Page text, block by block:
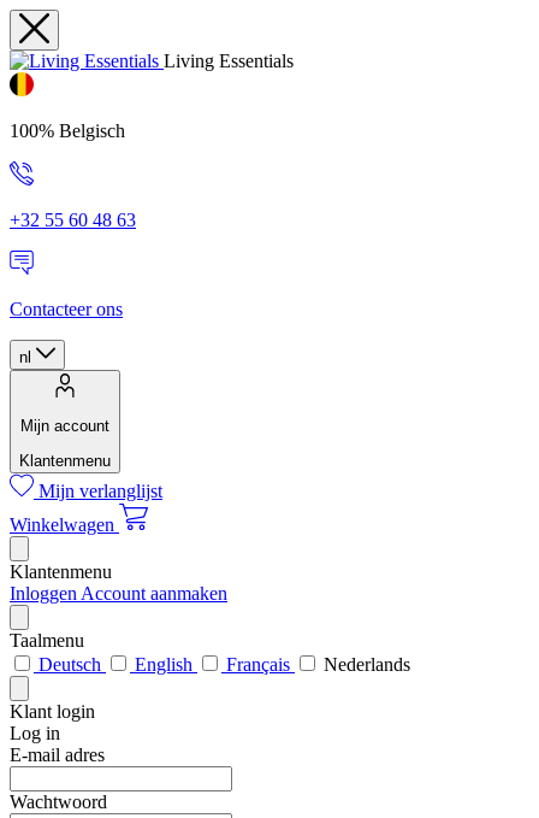
Living Essentials
100% Belgisch
+32 55 60 48 63
Contacteer ons
nl
Mijn account
Klantenmenu
Mijn verlanglijst
Winkelwagen
Klantenmenu
Inloggen Account aanmaken
Taalmenu
Deutsch
English Français Nederlands
Klant login
Log in
E-mail adres
Wachtwoord